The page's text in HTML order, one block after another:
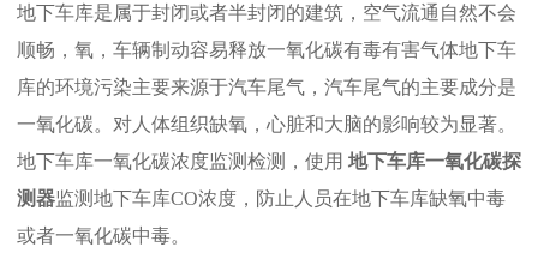
地下车库是属于封闭或者半封闭的建筑，空气流通自然不会
顺畅，氧，车辆制动容易释放一氧化碳有毒有害气体地下车
库的环境污染主要来源于汽车尾气，汽车尾气的主要成分是
一氧化碳。对人体组织缺氧，心脏和大脑的影响较为显著。
地下车库一氧化碳浓度监测检测，使用 地下车库一氧化碳探
测器监测地下车库CO浓度，防止人员在地下车库缺氧中毒
或者一氧化碳中毒。